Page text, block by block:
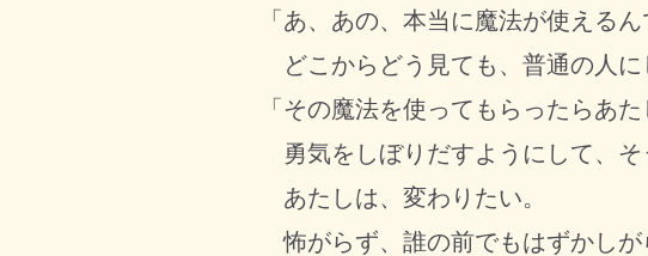
「あ、あの、本当に魔法が使えるん
どこからどう見ても、普通の人に
「その魔法を使ってもらったらあ
勇気をしぼりだすようにして、そ
あたしは、変わりたい。
怖がらず、誰の前でもはずかし